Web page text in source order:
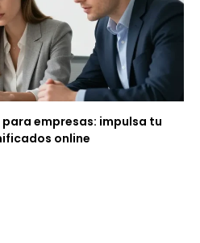
empresas: impulsa tu
online